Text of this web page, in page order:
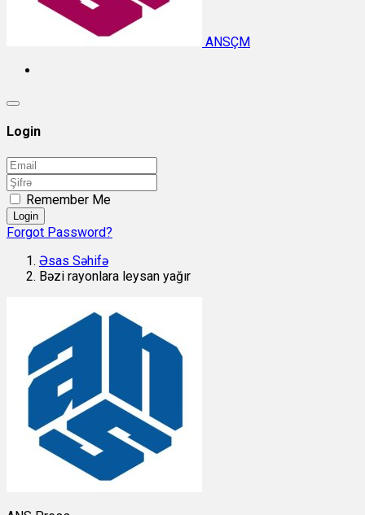
ANSÇM
Login
Remember Me
Login
Forgot Password?
Əsas Səhifə
Bəzi rayonlara leysan yağır